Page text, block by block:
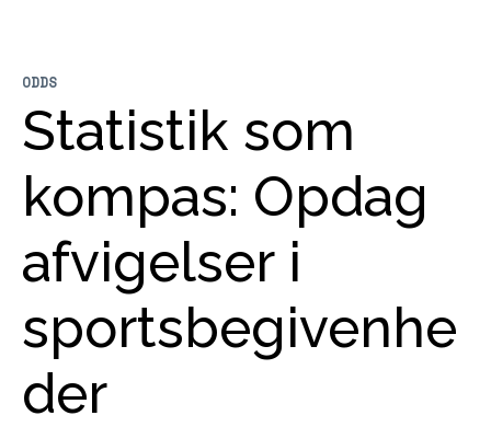
Statistik som
kompas: Opdag
afvigelser i
sportsbegivenhe
der
ODDS